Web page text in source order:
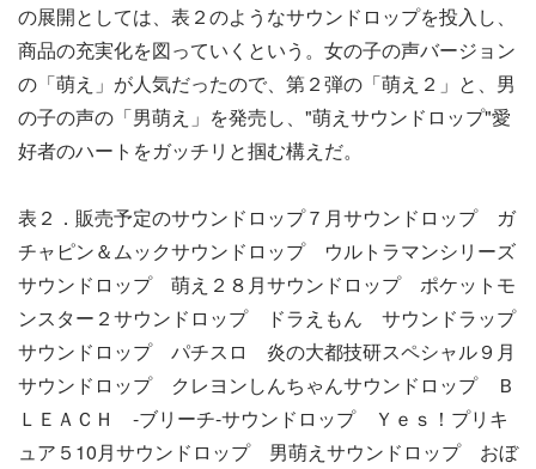
の展開としては、表２のようなサウンドロップを投入し、
商品の充実化を図っていくという。女の子の声バージョン
の「萌え」が人気だったので、第２弾の「萌え２」と、男
の子の声の「男萌え」を発売し、"萌えサウンドロップ"愛
好者のハートをガッチリと掴む構えだ。
表２．販売予定のサウンドロップ７月サウンドロップ ガ
チャピン＆ムックサウンドロップ ウルトラマンシリーズ
サウンドロップ 萌え２８月サウンドロップ ポケットモ
ンスター２サウンドロップ ドラえもん サウンドラップ
サウンドロップ パチスロ 炎の大都技研スペシャル９月
サウンドロップ クレヨンしんちゃんサウンドロップ Ｂ
ＬＥＡＣＨ -ブリーチ-サウンドロップ Ｙｅｓ！プリキ
ュア５10月サウンドロップ 男萌えサウンドロップ おぼ